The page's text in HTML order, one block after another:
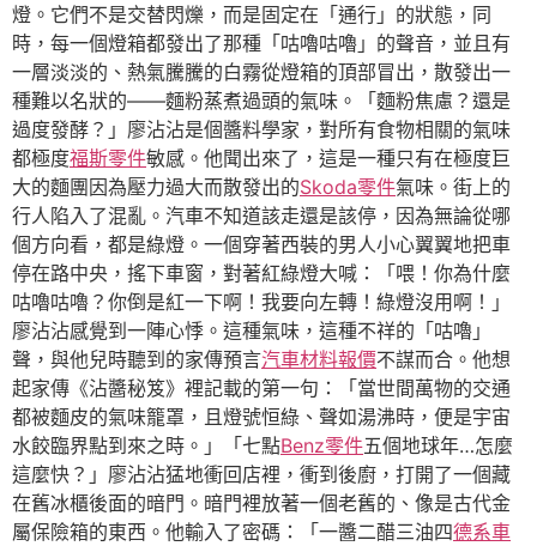
燈。它們不是交替閃爍，而是固定在「通行」的狀態，同
時，每一個燈箱都發出了那種「咕嚕咕嚕」的聲音，並且有
一層淡淡的、熱氣騰騰的白霧從燈箱的頂部冒出，散發出一
種難以名狀的——麵粉蒸煮過頭的氣味。「麵粉焦慮？還是
過度發酵？」廖沾沾是個醬料學家，對所有食物相關的氣味
都極度福斯零件敏感。他聞出來了，這是一種只有在極度巨
大的麵團因為壓力過大而散發出的Skoda零件氣味。街上的
行人陷入了混亂。汽車不知道該走還是該停，因為無論從哪
個方向看，都是綠燈。一個穿著西裝的男人小心翼翼地把車
停在路中央，搖下車窗，對著紅綠燈大喊：「喂！你為什麼
咕嚕咕嚕？你倒是紅一下啊！我要向左轉！綠燈沒用啊！」
廖沾沾感覺到一陣心悸。這種氣味，這種不祥的「咕嚕」
聲，與他兒時聽到的家傳預言汽車材料報價不謀而合。他想
起家傳《沾醬秘笈》裡記載的第一句：「當世間萬物的交通
都被麵皮的氣味籠罩，且燈號恒綠、聲如湯沸時，便是宇宙
水餃臨界點到來之時。」「七點Benz零件五個地球年…怎麼
這麼快？」廖沾沾猛地衝回店裡，衝到後廚，打開了一個藏
在舊冰櫃後面的暗門。暗門裡放著一個老舊的、像是古代金
屬保險箱的東西。他輸入了密碼：「一醬二醋三油四德系車